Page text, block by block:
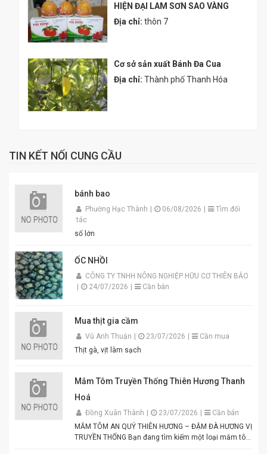
HIỆN ĐẠI LAM SƠN SAO VÀNG
Địa chỉ: thôn 7
Cơ sở sản xuất Bánh Đa Cua
Địa chỉ: Thành phố Thanh Hóa
TIN KẾT NỐI CUNG CẦU
bánh bao
Phường Hạc Thành 06/08/2026
Tìm đối
tác
số lớn
ỐC NHỒI
CÔNG TY TNHH NÔNG NGHIỆP HỮU CƠ THIÊN BẢO
24/07/2026 Cần bán
Mua thịt gia cầm
Vũ Anh Thuận 23/07/2026
Cần mua
Thịt gà, vịt làm sạch
Mắm Tôm Truyền Thống Thiên Hương Thanh
Hoá
Đồng Xuân Thành 23/07/2026
Cần bán
MẮM TÔM AN QUÝ THIÊN HƯƠNG – ĐẬM ĐÀ HƯƠNG VỊ
TRUYỀN THỐNG Bạn đang tìm kiếm một loại mắm tôm